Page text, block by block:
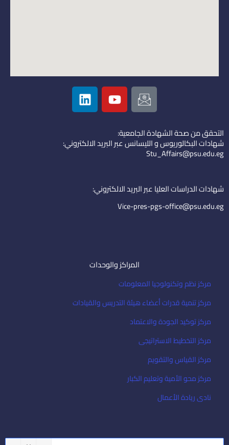
I
c
o
n
-
e
i
l
Y
o
u
u
b
L
i
n
e
d
التحقق من صحة الشهادة الجامعية:
شهادات البكالوريوس و الليسانس عبر البريد الالكتروني:
Stu_Affairs@psu.edu.eg
شهادات الدراسات العليا عبر البريد الالكتروني:
Vice-pres-pgs-office@psu.edu.eg
المراكز والوحدات
مركز نظم وتكنولوجيا المعلومات
مركز تنمية قدرات أعضاء هيئة التدريس والقيادات
مركز توكيد الجودة والاعتماد
مركز التخطيط الاستراتيجى
مركز القياس والتقويم
مركز محو الأمية وتعليم الكبار
نادى ريادة الأعمال